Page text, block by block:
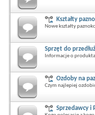
Kształty
Nowe kształty
Sprzęt do
Informacje o
Ozdoby na
Czym najlepiej
Sprzedawcy i